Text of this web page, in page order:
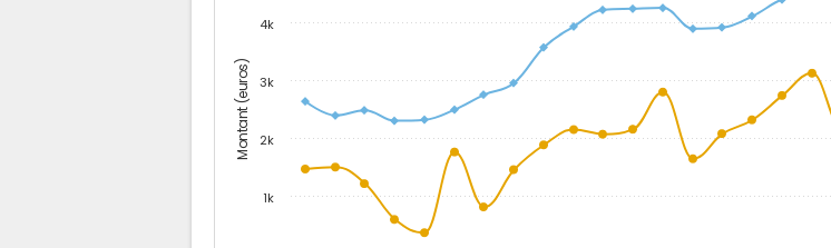
Montant (euros)
1k
2k
3k
4k